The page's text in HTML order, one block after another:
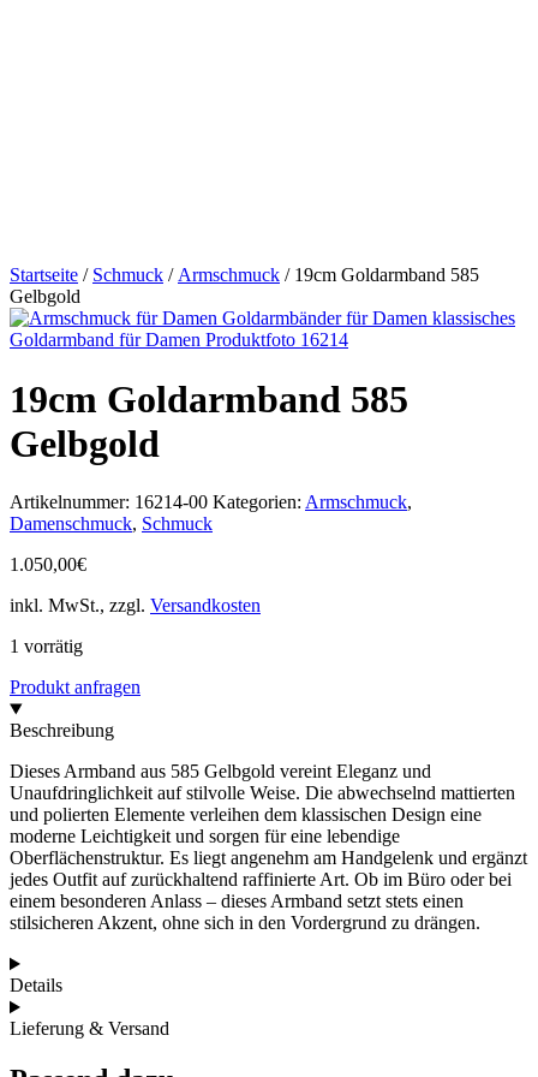
Startseite / Schmuck / Armschmuck / 19cm Goldarmband 585
Gelbgold
19cm Goldarmband 585
Gelbgold
Artikelnummer: 16214-00 Kategorien: Armschmuck,
Damenschmuck, Schmuck
1.050,00€
inkl. MwSt., zzgl. Versandkosten
1 vorrätig
Produkt anfragen
Beschreibung
Dieses Armband aus 585 Gelbgold vereint Eleganz und
Unaufdringlichkeit auf stilvolle Weise. Die abwechselnd mattierten
und polierten Elemente verleihen dem klassischen Design eine
moderne Leichtigkeit und sorgen für eine lebendige
Oberflächenstruktur. Es liegt angenehm am Handgelenk und ergänzt
jedes Outfit auf zurückhaltend raffinierte Art. Ob im Büro oder bei
einem besonderen Anlass – dieses Armband setzt stets einen
stilsicheren Akzent, ohne sich in den Vordergrund zu drängen.
Details
Lieferung & Versand